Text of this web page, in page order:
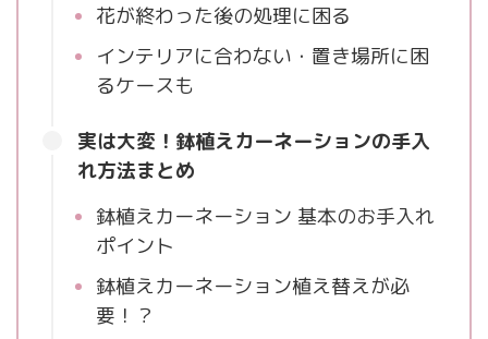
花が終わった後の処理に困る
インテリアに合わない・置き場所に困
るケースも
実は大変！鉢植えカーネーションの手入
れ方法まとめ
鉢植えカーネーション 基本のお手入れ
ポイント
鉢植えカーネーション植え替えが必
要！？